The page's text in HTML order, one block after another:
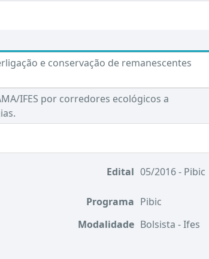
e conservação de remanescentes
IFES por corredores ecológicos a
Edital 05/2016 - Pibic
Programa Pibic
Modalidade Bolsista - Ifes